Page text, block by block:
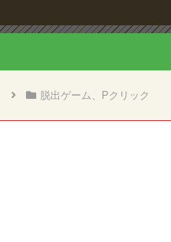
脱出ゲーム、Pクリック